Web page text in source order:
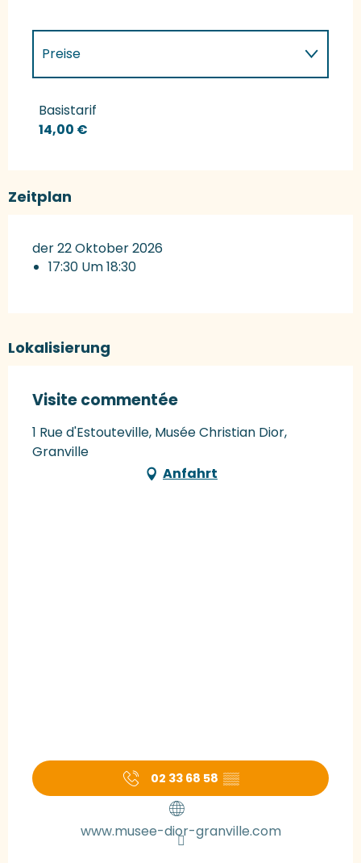
Preise
Preise 2027
Basistarif
14,00 €
Zeitplan
der 22 Oktober 2026
17:30 Um 18:30
Lokalisierung
Visite commentée
1 Rue d'Estouteville, Musée Christian Dior,
Granville
Anfahrt
02 33 68 58 ▒▒
www.musee-dior-granville.com